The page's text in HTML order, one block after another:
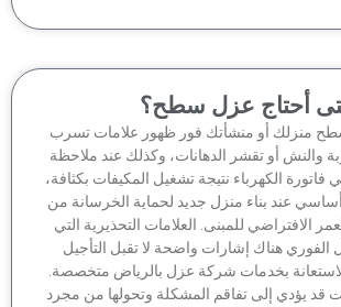
عزل سطح؟
أو منشأتك فور ظهور علامات تسرب
أو تقشر الدهانات، وكذلك عند ملاحظة
نتيجة تشغيل المكيفات بكثافة،
بناء منزل جديد لحماية الخرسانة من
للمبنى. العلامات التحذيرية التي
إشارات واضحة لا تقبل التأجيل
بخدمات شركة عزل بالرياض متخصصة.
إلى تفاقم المشكلة وتحولها من مجرد